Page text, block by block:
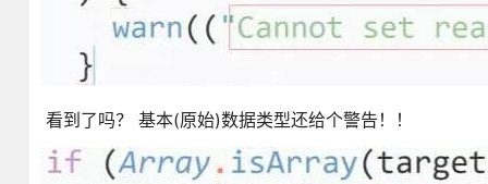
看到了吗？ 基本(原始)数据类型还给个警告！！